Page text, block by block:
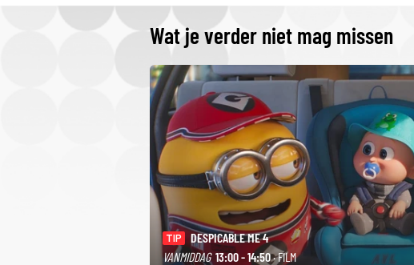
Wat je verder niet mag missen
TIP
DESPICABLE ME 4
VANMIDDAG 13:00 - 14:50· FILM